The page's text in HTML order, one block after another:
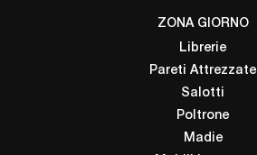
ZONA GIORNO
Librerie
Pareti Attrezzate
Salotti
Poltrone
Madie